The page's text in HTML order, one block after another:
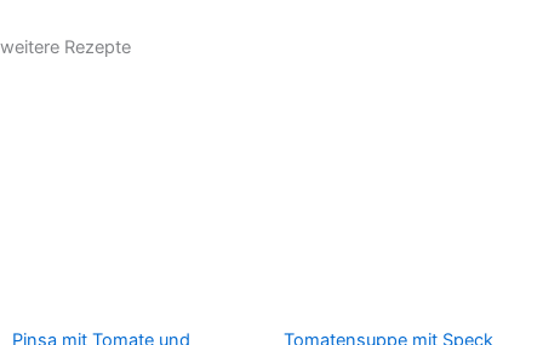
weitere Rezepte
Pinsa mit Tomate und
Tomatensuppe mit Speck